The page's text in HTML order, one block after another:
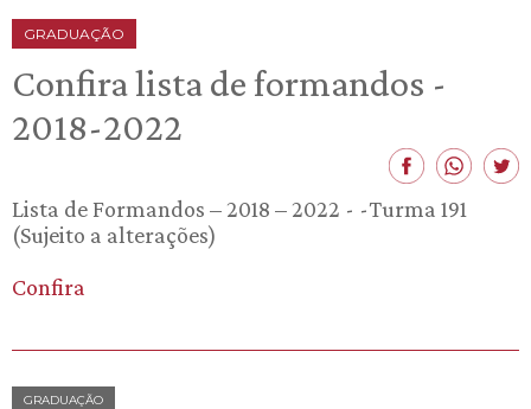
GRADUAÇÃO
Confira lista de formandos -
2018-2022
Lista de Formandos – 2018 – 2022 - -Turma 191
(Sujeito a alterações)
Confira
GRADUAÇÃO